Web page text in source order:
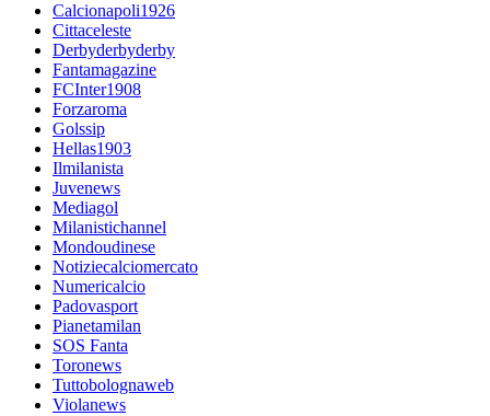
Calcionapoli1926
Cittaceleste
Derbyderbyderby
Fantamagazine
FCInter1908
Forzaroma
Golssip
Hellas1903
Ilmilanista
Juvenews
Mediagol
Milanistichannel
Mondoudinese
Notiziecalciomercato
Numericalcio
Padovasport
Pianetamilan
SOS Fanta
Toronews
Tuttobolognaweb
Violanews